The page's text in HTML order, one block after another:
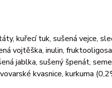
kuřecí tuk, sušená vejce,
vojtěška, inulin,
jablka, sušený špenát,
kvasnice, kurkuma